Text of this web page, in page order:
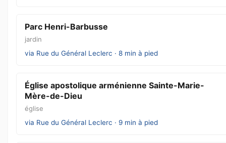
Parc Henri-Barbusse
jardin
via Rue du Général Leclerc · 8 min à pied
Église apostolique arménienne Sainte-Marie-
Mère-de-Dieu
église
via Rue du Général Leclerc · 9 min à pied